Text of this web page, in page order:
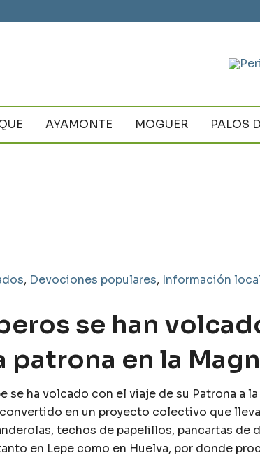
AYAMONTE MOGUER PALOS
, Devociones populares, Información
se han
patrona en la
se ha volcado con el viaje de su Patrona a
en un proyecto colectivo que
techos de papelillos, pancartas
en Lepe como en Huelva, por donde